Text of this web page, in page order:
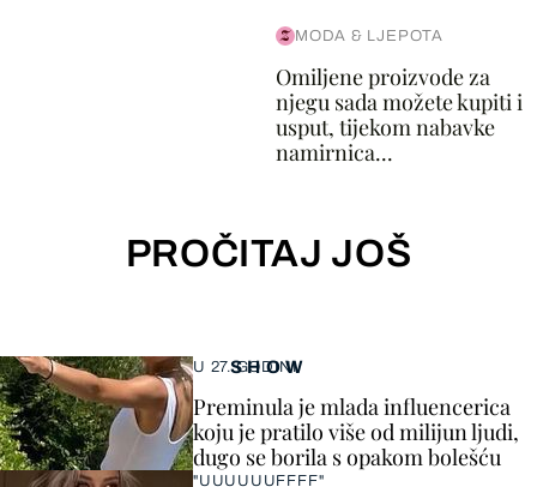
MODA & LJEPOTA
Omiljene proizvode za
njegu sada možete kupiti i
usput, tijekom nabavke
namirnica...
PROČITAJ JOŠ
SHOW
U 27. GODINI
Preminula je mlada influencerica
koju je pratilo više od milijun ljudi,
dugo se borila s opakom bolešću
"UUUUUUFFFF"